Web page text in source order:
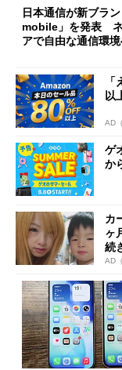
日本通信が新ブラ
mobile」を発表 ネ
アで自由な通信環
以
AD
ゲ
か
カ
ヶ
続
AD